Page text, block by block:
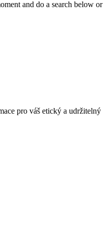
and do a search below or
pro váš etický a udržitelný